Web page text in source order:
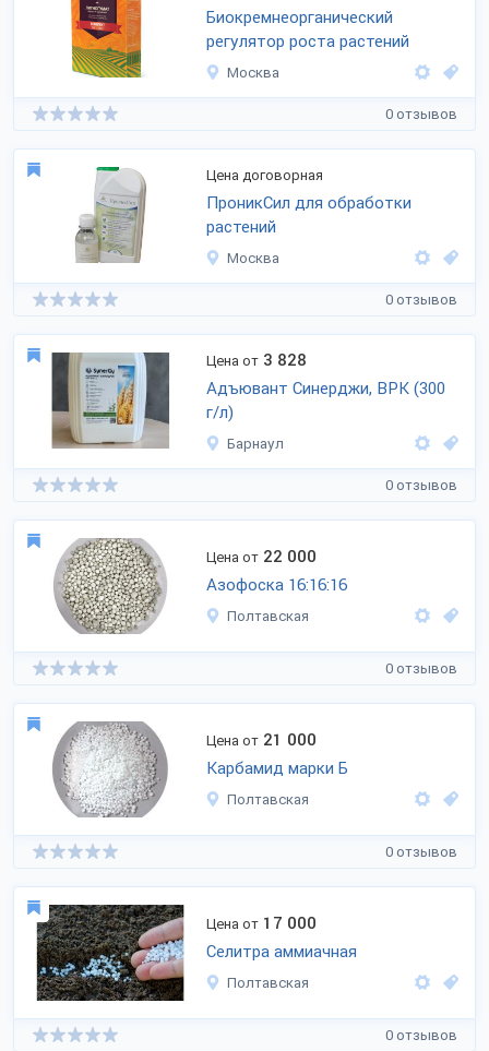
Биокремнеорганический
регулятор роста растений
Москва
0 отзывов
Цена договорная
ПроникСил для обработки
растений
Москва
0 отзывов
Цена от 3 828
Адъювант Синерджи, ВРК (300
г/л)
Барнаул
0 отзывов
Цена от 22 000
Азофоска 16:16:16
Полтавская
0 отзывов
Цена от 21 000
Карбамид марки Б
Полтавская
0 отзывов
Цена от 17 000
Селитра аммиачная
Полтавская
0 отзывов